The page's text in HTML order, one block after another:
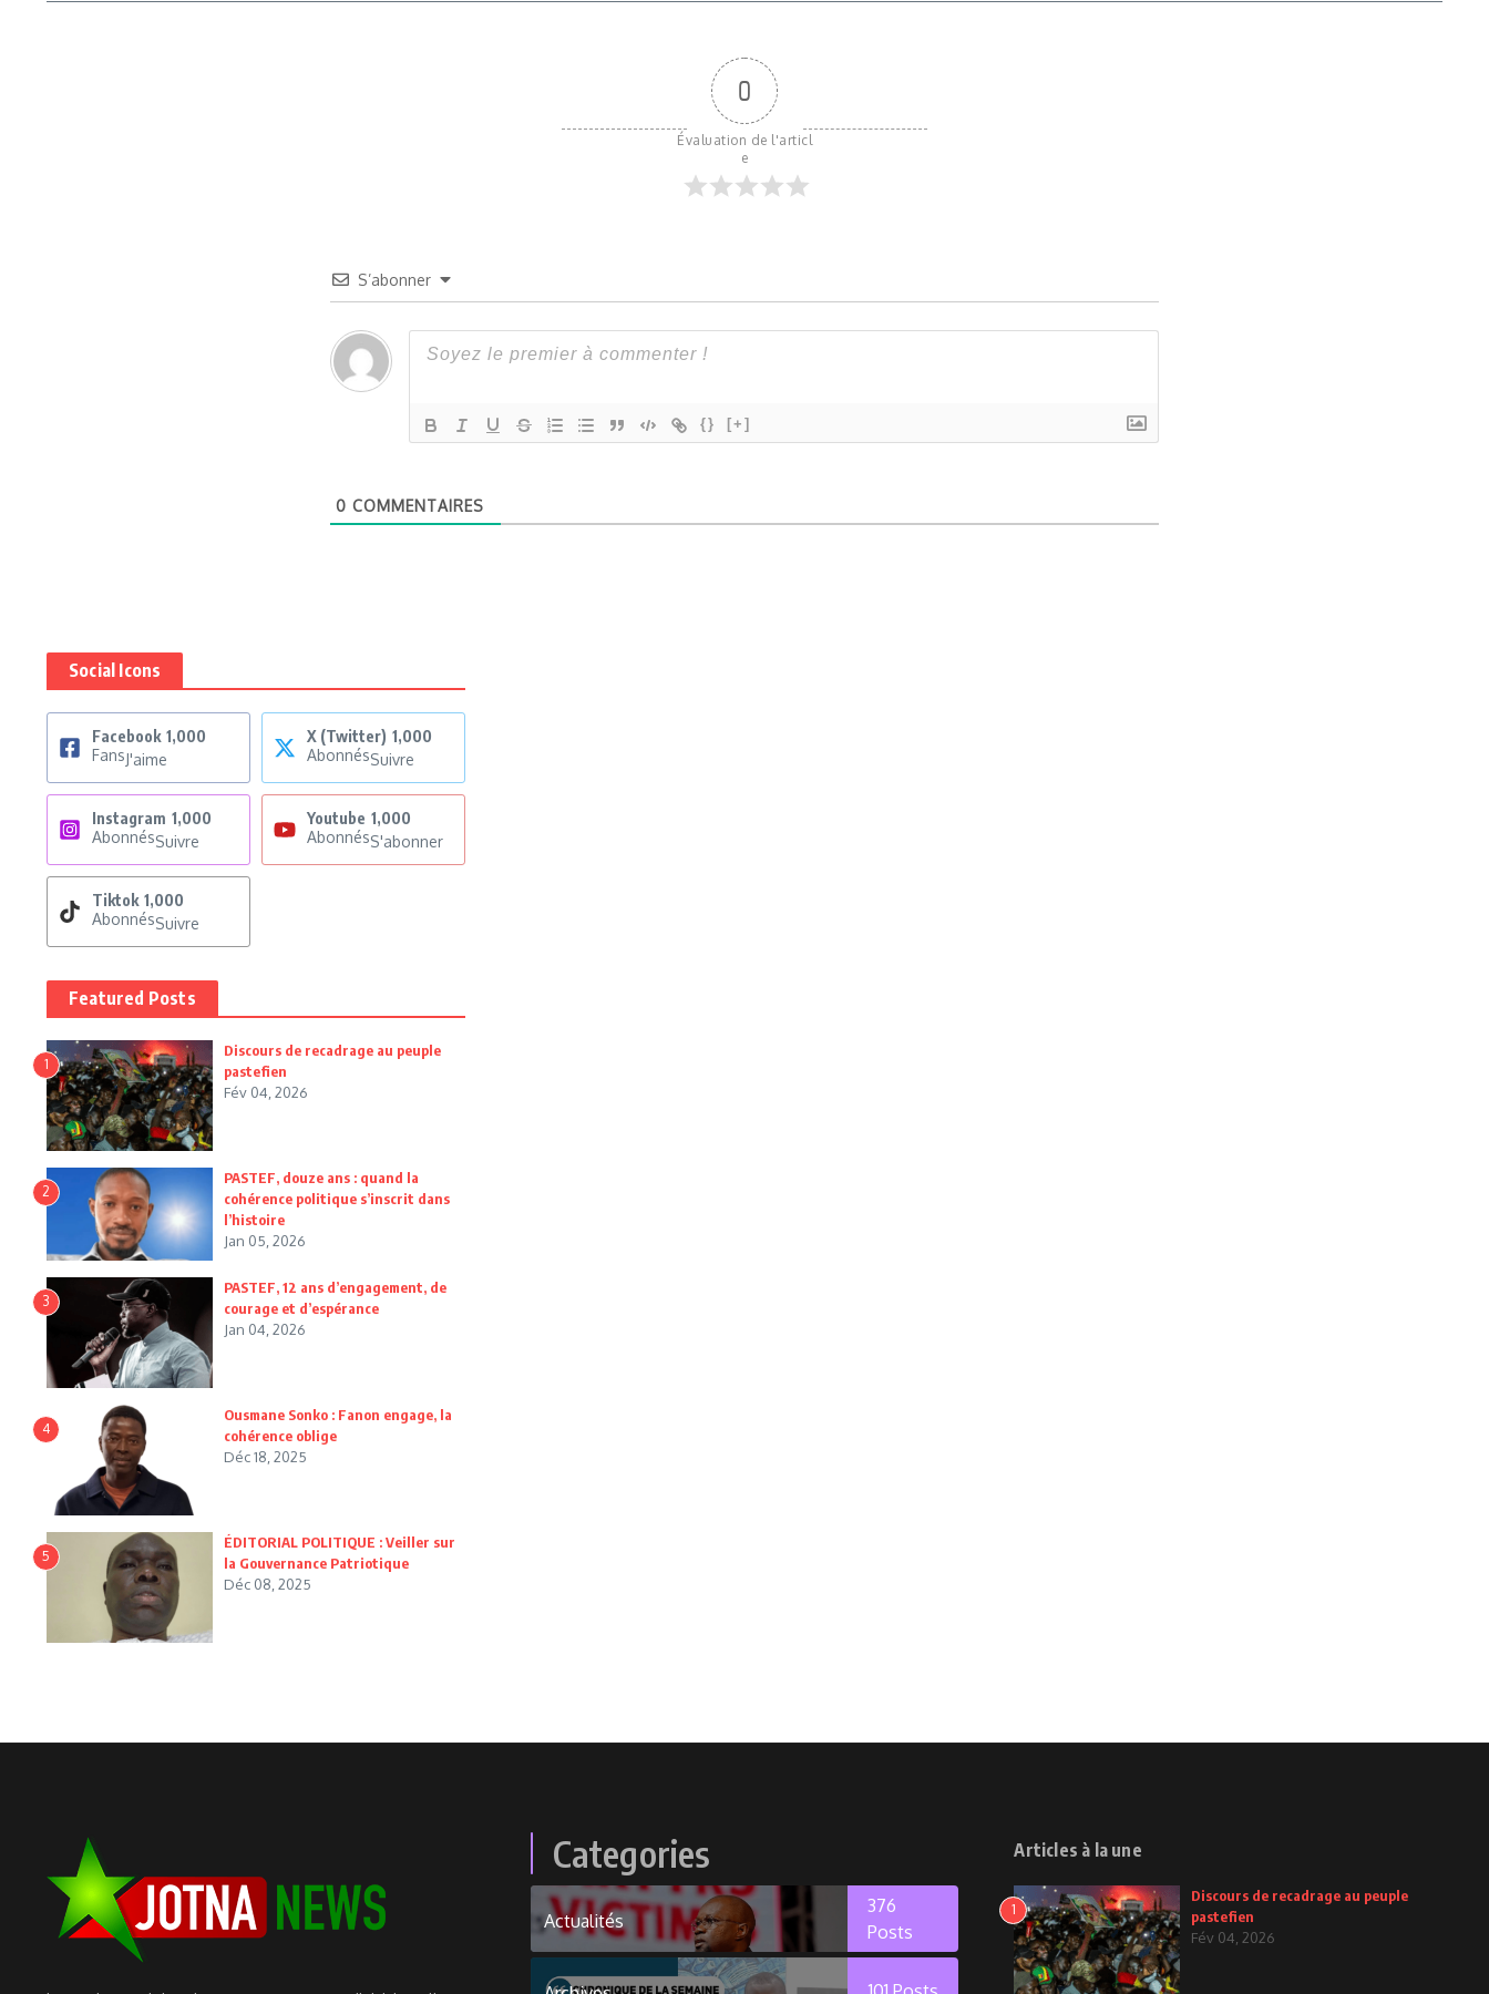
0
Évaluation de l'articl
e
S’abonner
{} [+]
0 COMMENTAIRES
Social Icons
Facebook 1,000
FansJ'aime
X (Twitter) 1,000
AbonnésSuivre
Instagram 1,000
AbonnésSuivre
Youtube 1,000
AbonnésS'abonner
Tiktok 1,000
AbonnésSuivre
Featured Posts
1
Discours de recadrage au peuple
pastefien
Fév 04, 2026
2
PASTEF, douze ans : quand la
cohérence politique s’inscrit dans
l’histoire
Jan 05, 2026
3
PASTEF, 12 ans d’engagement, de
courage et d’espérance
Jan 04, 2026
4
Ousmane Sonko : Fanon engage, la
cohérence oblige
Déc 18, 2025
5
ÉDITORIAL POLITIQUE : Veiller sur
la Gouvernance Patriotique
Déc 08, 2025
Categories
Actualités
376
Posts
Articles à la une
1
Discours de recadrage au peuple
pastefien
Fév 04, 2026